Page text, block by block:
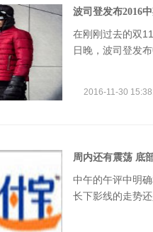
波司登发布2016
在刚刚过去的双
日晚，波司登发
2016-11-30
周内还有震荡 底
中午的午评中明
长下影线的走势